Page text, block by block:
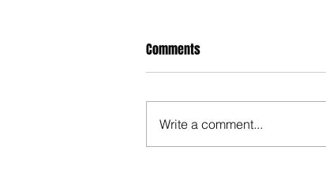
Comments
Write a comment...